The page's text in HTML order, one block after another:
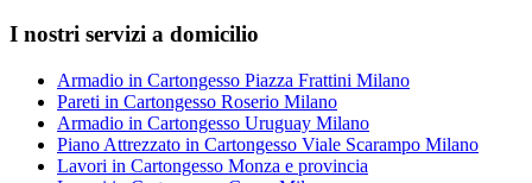
I nostri servizi a domicilio
Armadio in Cartongesso Piazza Frattini Milano
Pareti in Cartongesso Roserio Milano
Armadio in Cartongesso Uruguay Milano
Piano Attrezzato in Cartongesso Viale Scarampo Milano
Lavori in Cartongesso Monza e provincia